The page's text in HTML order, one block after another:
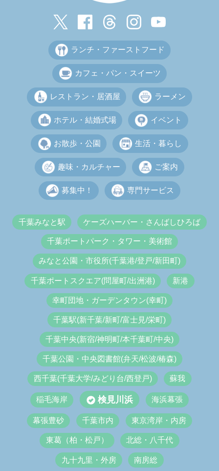
ランチ・ファーストフード
カフェ・パン・スイーツ
レストラン・居酒屋 ラーメン
ホテル・結婚式場 イベント
お散歩・公園 生活・暮らし
趣味・カルチャー ご案内
募集中！ 専門サービス
千葉みなと駅 ケーズハーバー・さんばしひろば
千葉ポートパーク・タワー・美術館
みなと公園・市役所(千葉港/登戸/新田町)
千葉ポートスクエア(問屋町/出洲港) 新港
幸町団地・ガーデンタウン(幸町)
千葉駅(新千葉/新町/富士見/栄町)
千葉中央(新宿/神明町/本千葉町/中央)
千葉公園・中央図書館(弁天/松波/椿森)
西千葉(千葉大学/みどり台/西登戸) 蘇我
稲毛海岸 検見川浜 海浜幕張
幕張豊砂 千葉市内 東京湾岸・内房
東葛（柏・松戸） 北総・八千代
九十九里・外房 南房総